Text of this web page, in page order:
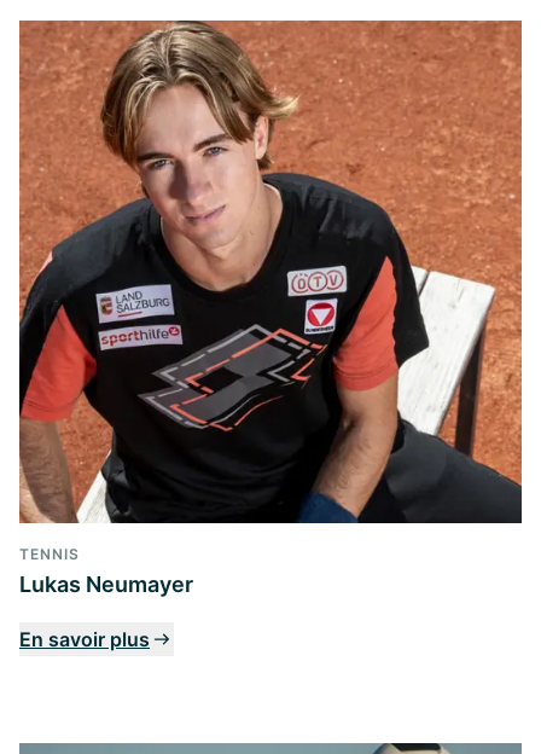
TENNIS
Lukas Neumayer
En savoir plus